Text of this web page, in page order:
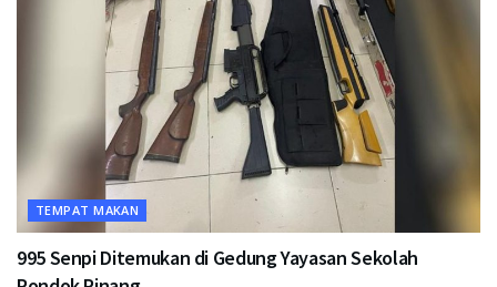
TEMPAT MAKAN
995 Senpi Ditemukan di Gedung Yayasan Sekolah